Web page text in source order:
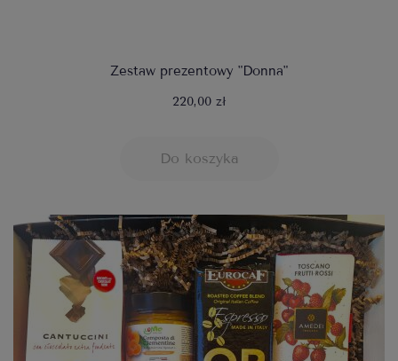
Zestaw prezentowy "Donna"
220,00 zł
Do koszyka